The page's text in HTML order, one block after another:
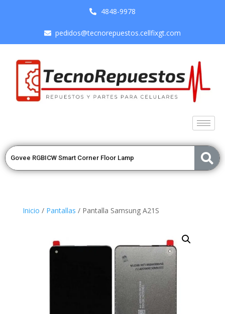
4848-9978
pedidos@tecnorepuestos.cellfixgt.com
Inicio / Pantallas / Pantalla Samsung A21S